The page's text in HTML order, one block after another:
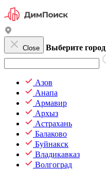
Close Выберите город
Азов
Анапа
Армавир
Архыз
Астрахань
Балаково
Буйнакск
Владикавказ
Волгоград